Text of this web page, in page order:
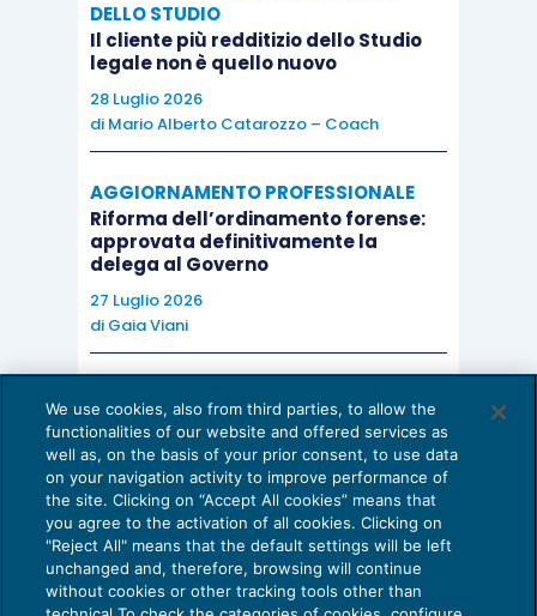
DELLO STUDIO
Il cliente più redditizio dello Studio
legale non è quello nuovo
28 Luglio 2026
di Mario Alberto Catarozzo – Coach
AGGIORNAMENTO PROFESSIONALE
Riforma dell’ordinamento forense:
approvata definitivamente la
delega al Governo
27 Luglio 2026
di Gaia Viani
Come evitare le allucinazioni dell’AI:
guida per l’avvocato
24 Luglio 2026
di Sofia Savoia
We use cookies, also from third parties, to allow the
functionalities of our website and offered services as
well as, on the basis of your prior consent, to use data
on your navigation activity to improve performance of
the site. Clicking on “Accept All cookies” means that
you agree to the activation of all cookies. Clicking on
"Reject All" means that the default settings will be left
unchanged and, therefore, browsing will continue
without cookies or other tracking tools other than